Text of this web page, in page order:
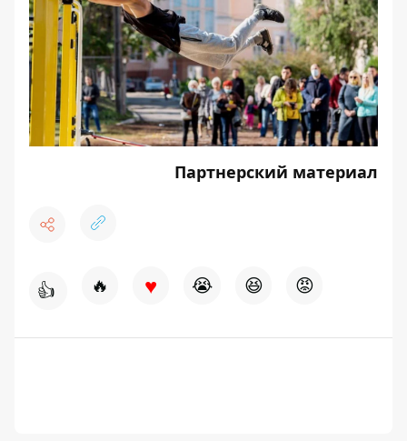
Партнерский материал
👍 🔥 ♥ 😭 😆 😡